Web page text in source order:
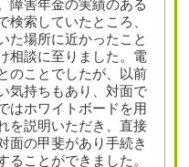
障害年金の実績のある
検索していたところ、
た場所に近かったこと
相談に至りました。電
のことでしたが、以前
気持ちもあり、対面で
はホワイトボードを用
を説明いただき、直接
面の甲斐があり手続き
ることができました。